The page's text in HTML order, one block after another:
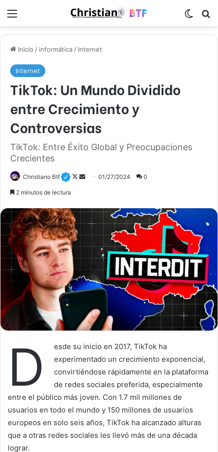
Inicio / informática / Internet
Internet
TikTok: Un Mundo Dividido
entre Crecimiento y
Controversias
TikTok: Entre Éxito Global y Preocupaciones
Crecientes
Christiano Btf
F
l
o
w
o
n
d
a
n
e
m
a
i
l
01/27/2024 0
2 minutos de lectura
D
esde su inicio en 2017, TikTok ha
experimentado un crecimiento exponencial,
convirtiéndose rápidamente en la plataforma
de redes sociales preferida, especialmente
entre el público más joven. Con 1.7 mil millones de
usuarios en todo el mundo y 150 millones de usuarios
europeos en solo seis años, TikTok ha alcanzado alturas
que a otras redes sociales les llevó más de una década
lograr.